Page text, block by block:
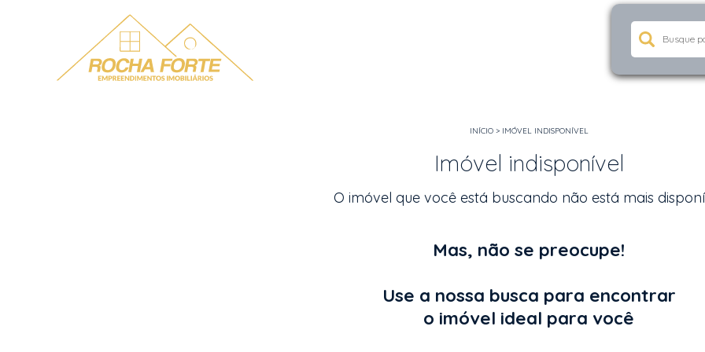
INÍCIO> IMÓVEL INDISPONÍVEL
Imóvel indisponível
O imóvel que você está buscando não está mais
Mas, não se preocupe!
Use a nossa busca para encontrar
o imóvel ideal para você